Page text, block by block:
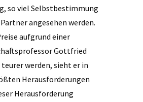
so viel Selbstbestimmung
angesehen werden.
aufgrund einer
Gottfried
werden, sieht er in
Herausforderungen
Herausforderung